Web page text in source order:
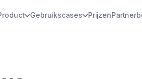
Gebruikscases Prijzen